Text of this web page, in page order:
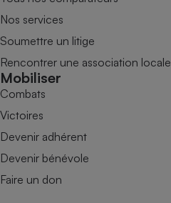
Nos services
Soumettre un litige
Rencontrer une association locale
Mobiliser
Combats
Victoires
Devenir adhérent
Devenir bénévole
Faire un don